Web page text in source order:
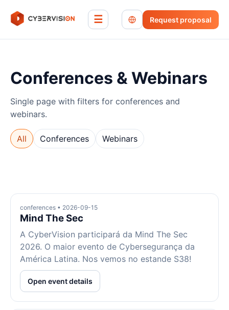
☰ Request proposal
Conferences & Webinars
Single page with filters for conferences and
webinars.
All Conferences Webinars
conferences • 2026-09-15
Mind The Sec
A CyberVision participará da Mind The Sec
2026. O maior evento de Cybersegurança da
América Latina. Nos vemos no estande S38!
Open event details